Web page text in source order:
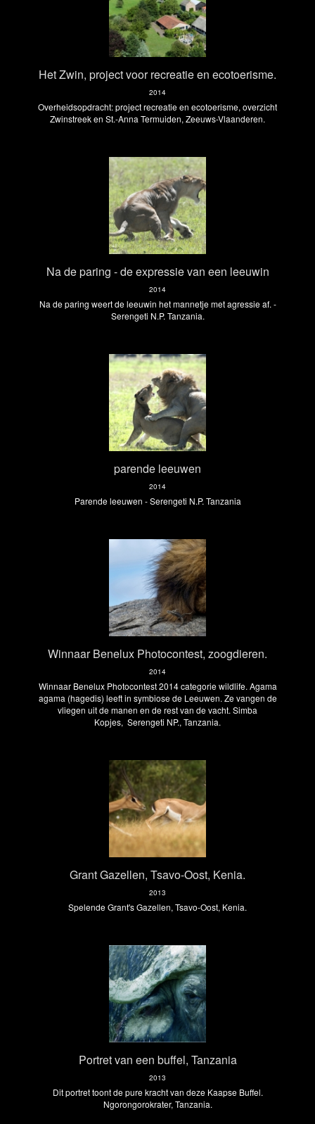
Het Zwin, project voor recreatie en ecotoerisme.
2014
Overheidsopdracht: project recreatie en ecotoerisme, overzicht
Zwinstreek en St.-Anna Termuiden, Zeeuws-Vlaanderen.
Na de paring - de expressie van een leeuwin
2014
Na de paring weert de leeuwin het mannetje met agressie af. -
Serengeti N.P. Tanzania.
parende leeuwen
2014
Parende leeuwen - Serengeti N.P. Tanzania
Winnaar Benelux Photocontest, zoogdieren.
2014
Winnaar Benelux Photocontest 2014 categorie wildlife. Agama
agama (hagedis) leeft in symbiose de Leeuwen. Ze vangen de
vliegen uit de manen en de rest van de vacht. Simba
Kopjes, Serengeti NP., Tanzania.
Grant Gazellen, Tsavo-Oost, Kenia.
2013
Spelende Grant's Gazellen, Tsavo-Oost, Kenia.
Portret van een buffel, Tanzania
2013
Dit portret toont de pure kracht van deze Kaapse Buffel.
Ngorongorokrater, Tanzania.